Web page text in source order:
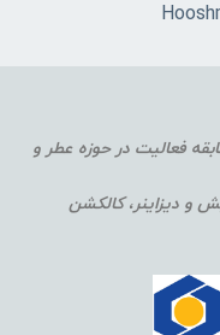
گالری با بیش از 20 سال سابقه فعالیت در حوزه عطر و
و دیزاینر، کالکشن